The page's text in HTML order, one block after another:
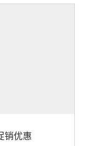
销优惠